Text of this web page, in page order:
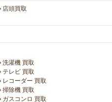
店頭買取
洗濯機 買取
テレビ 買取
レコーダー 買取
掃除機 買取
ガスコンロ 買取